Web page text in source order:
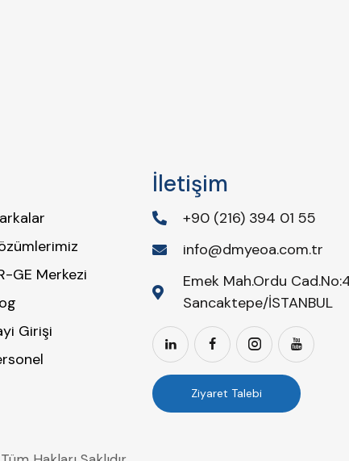
GE Merkezi
Girişi
İletişim
+90 (216) 394 01 55
info@dmyeoa.com.tr
Emek Mah.Ordu
Sancaktepe/İSTANBUL
Ziyaret Talebi